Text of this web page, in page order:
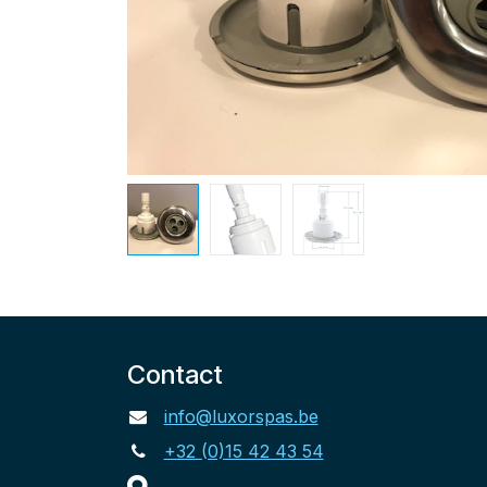
Contact
info@luxorspas.be
+32 (0)15 42 43 54